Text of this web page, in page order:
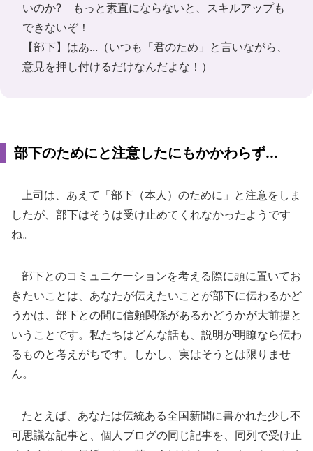
いのか? もっと素直にならないと、スキルアップも
できないぞ！
【部下】はあ...（いつも「君のため」と言いながら、
意見を押し付けるだけなんだよな！）
部下のためにと注意したにもかかわらず...
上司は、あえて「部下（本人）のために」と注意をしま
したが、部下はそうは受け止めてくれなかったようです
ね。
部下とのコミュニケーションを考える際に頭に置いてお
きたいことは、あなたが伝えたいことが部下に伝わるかど
うかは、部下との間に信頼関係があるかどうかが大前提と
いうことです。私たちはどんな話も、説明が明瞭なら伝わ
るものと考えがちです。しかし、実はそうとは限りませ
ん。
たとえば、あなたは伝統ある全国新聞に書かれた少し不
可思議な記事と、個人ブログの同じ記事を、同列で受け止